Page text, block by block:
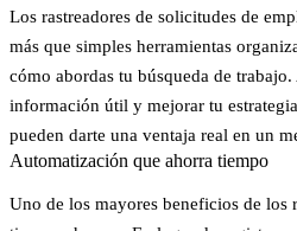
Los rastreadores de solicitudes de
más que simples herramientas
cómo abordas tu búsqueda de
información útil y mejorar tu
pueden darte una ventaja real en un
Automatización que ahorra tiempo
Uno de los mayores beneficios de los